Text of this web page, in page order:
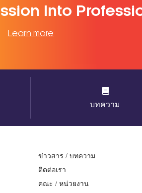
Into
Learn more
บทความ
ข่าวสาร / บทความ
ติดต่อเรา
คณะ / หน่วยงาน